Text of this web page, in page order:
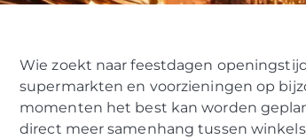
Wie zoekt naar feestdagen
supermarkten en voorzieningen op
momenten het best kan worden
direct meer samenhang tussen